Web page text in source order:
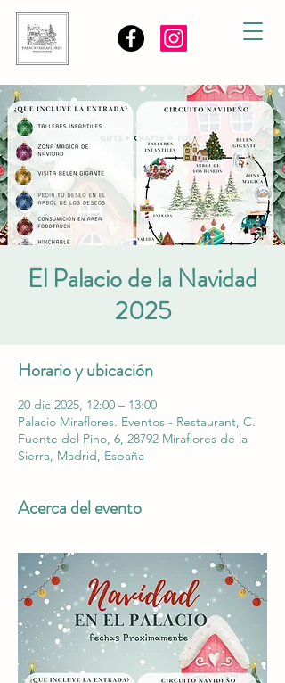
El Palacio de la Navidad
2025
Horario y ubicación
20 dic 2025, 12:00 – 13:00
Palacio Miraflores. Eventos - Restaurant, C.
Fuente del Pino, 6, 28792 Miraflores de la
Sierra, Madrid, España
Acerca del evento